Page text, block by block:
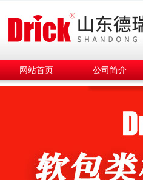
网站首页 公司简介